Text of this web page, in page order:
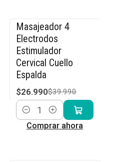
-33% OFF
Masajeador 4
Electrodos
Estimulador
Cervical Cuello
Espalda
$26.990$39.990
Cantidad
Comprar ahora